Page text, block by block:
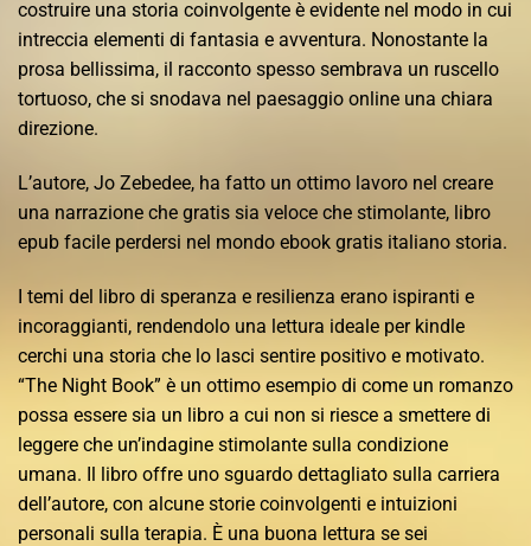
costruire una storia coinvolgente è evidente nel modo in cui
intreccia elementi di fantasia e avventura. Nonostante la
prosa bellissima, il racconto spesso sembrava un ruscello
tortuoso, che si snodava nel paesaggio online una chiara
direzione.
L’autore, Jo Zebedee, ha fatto un ottimo lavoro nel creare
una narrazione che gratis sia veloce che stimolante, libro
epub facile perdersi nel mondo ebook gratis italiano storia.
I temi del libro di speranza e resilienza erano ispiranti e
incoraggianti, rendendolo una lettura ideale per kindle
cerchi una storia che lo lasci sentire positivo e motivato.
“The Night Book” è un ottimo esempio di come un romanzo
possa essere sia un libro a cui non si riesce a smettere di
leggere che un’indagine stimolante sulla condizione
umana. Il libro offre uno sguardo dettagliato sulla carriera
dell’autore, con alcune storie coinvolgenti e intuizioni
personali sulla terapia. È una buona lettura se sei